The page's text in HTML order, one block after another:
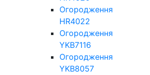
Огородження
HR4022
Огородження
YKB7116
Огородження
YKB8057